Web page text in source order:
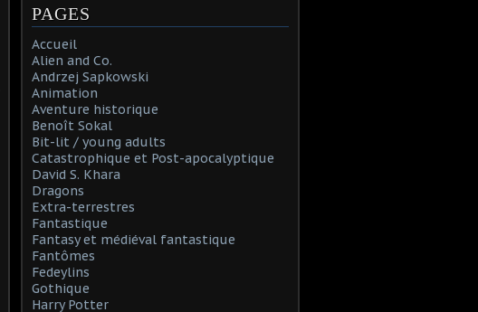
PAGES
Accueil
Alien and Co.
Andrzej Sapkowski
Animation
Aventure historique
Benoît Sokal
Bit-lit / young adults
Catastrophique et Post-apocalyptique
David S. Khara
Dragons
Extra-terrestres
Fantastique
Fantasy et médiéval fantastique
Fantômes
Fedeylins
Gothique
Harry Potter